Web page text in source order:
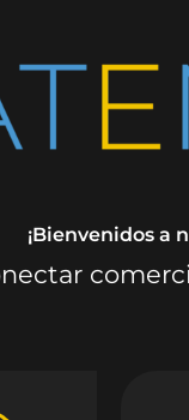
¡Bienvenidos a